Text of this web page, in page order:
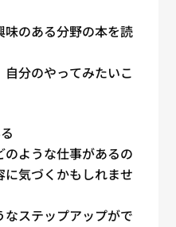
味のある分野の本を読
分のやってみたいこ
のような仕事があるの
に気づくかもしれませ
ステップアップがで